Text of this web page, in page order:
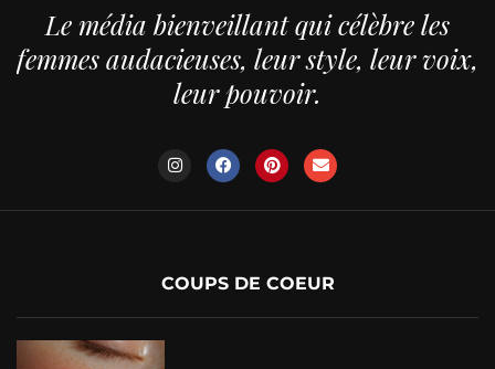
Le média bienveillant qui célèbre les
femmes audacieuses, leur style, leur voix,
leur pouvoir.
COUPS DE COEUR